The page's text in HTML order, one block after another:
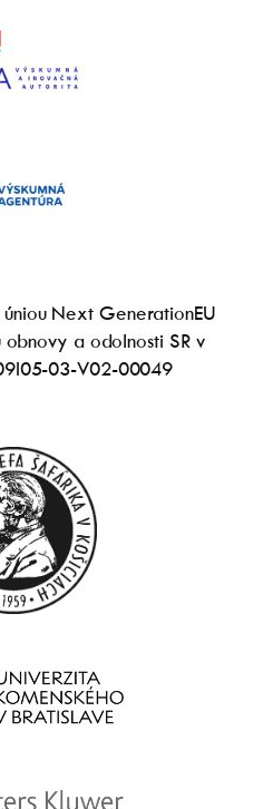
úniou Next GenerationEU
obnovy a odolnosti SR v
03-V02-00049